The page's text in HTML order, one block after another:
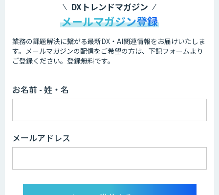
DXトレンドマガジン
メールマガジン登録
業務の課題解決に繋がる最新DX・AI関連情報をお届けいたしま
す。 メールマガジンの配信をご希望の方は、下記フォームより
ご登録ください。登録無料です。
お名前 - 姓・名
メールアドレス